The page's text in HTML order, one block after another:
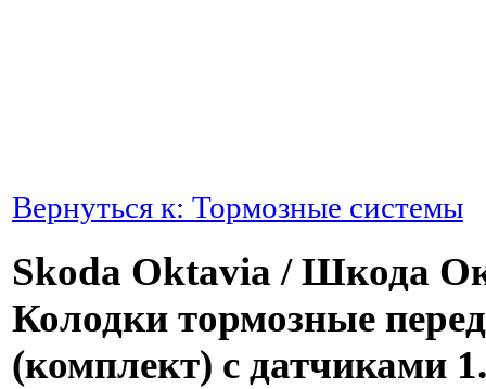
Вернуться к: Тормозные системы
Skoda Oktavia / Шкода
Колодки тормозные
(комплект) с датчиками